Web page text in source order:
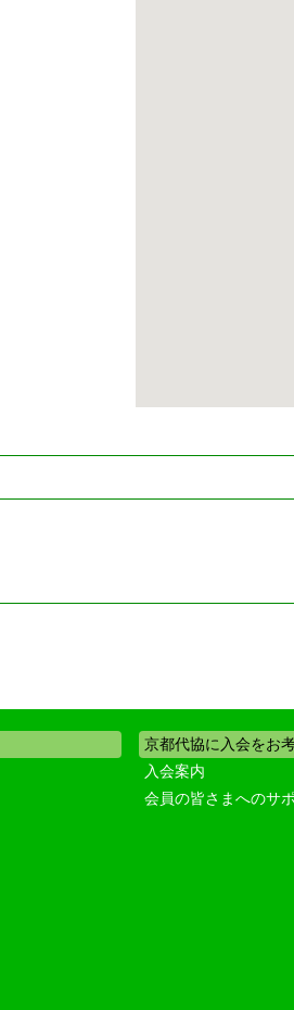
京都代協に入会をお
入会案内
会員の皆さまへのサ